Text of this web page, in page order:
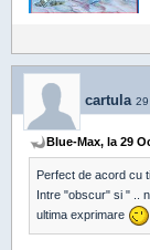
cartula
Blue-Max, la 29
Perfect de acord cu
Intre "obscur" si " ..
ultima exprimare